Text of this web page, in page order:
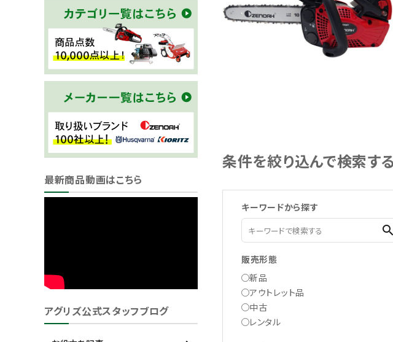
最新商品動画はこちら
アグリズ公式スタッフブログ
条件を絞り込んで検索する
キーワードから探す
search
販売形態
新品
アウトレット品
中古
レンタル